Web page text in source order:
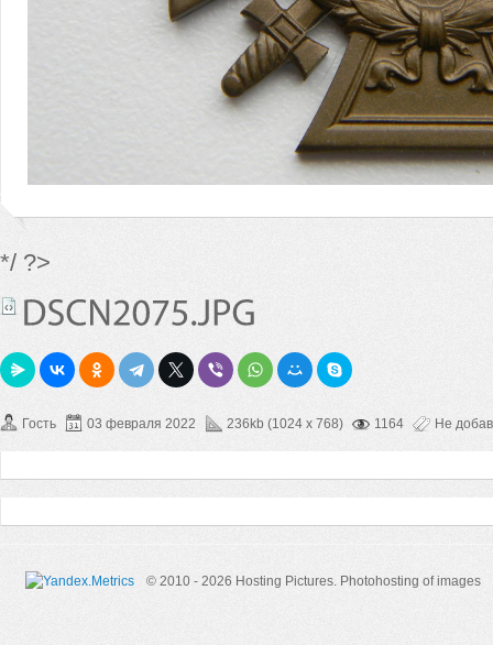
*/ ?>
Гость 03 февраля 2022 236kb (1024 x 768) 1164 Не
© 2010 - 2026 Hosting Pictures. Photohosting of images